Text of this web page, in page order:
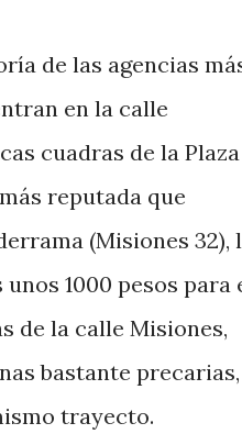
de las agencias
en la calle
cuadras de la Plaza
reputada que
(Misiones 32),
1000 pesos para
de la calle Misiones,
bastante precarias,
trayecto.